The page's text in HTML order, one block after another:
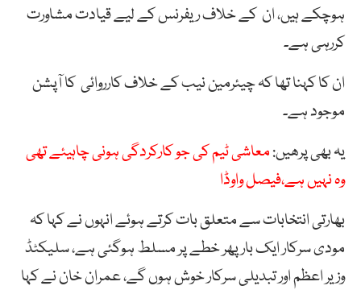
ہوچکے ہیں، ان کے خلاف ریفرنس کے لیے قیادت مشاورت
کررہی ہے۔
ان کا کہنا تھا کہ چیئرمین نیب کے خلاف کارروائی کا آپشن
موجود ہے۔
یہ بھی پرھیں:معاشی ٹیم کی جو کارکردگی ہونی چاہیئے تھی
وہ نہیں ہے،فیصل واوڈا
بھارتی انتخابات سے متعلق بات کرتے ہوئے انہوں نے کہا کہ
مودی سرکار ایک بار پھر خطے پر مسلط ہوگئی ہے، سلیکٹڈ
وزیر اعظم اور تبدیلی سرکار خوش ہوں گے، عمران خان نے کہا